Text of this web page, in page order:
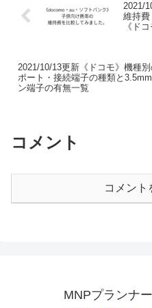
2021/
維持費
《ド
2021/10/13更新《ドコモ》機種
ポート・接続端子の種類と
ン端子の有無一覧
コメント
コメント
MNPプランナ